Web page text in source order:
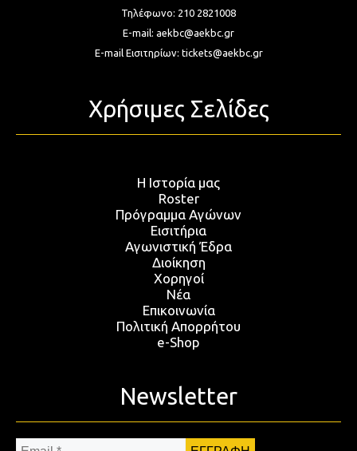
Τηλέφωνο: 210 2821008
E-mail: aekbc@aekbc.gr
E-mail Εισιτηρίων: tickets@aekbc.gr
Χρήσιμες Σελίδες
Η Ιστορία μας
Roster
Πρόγραμμα Αγώνων
Εισιτήρια
Αγωνιστική Έδρα
Διοίκηση
Χορηγοί
Νέα
Επικοινωνία
Πολιτική Απορρήτου
e-Shop
Newsletter
Email